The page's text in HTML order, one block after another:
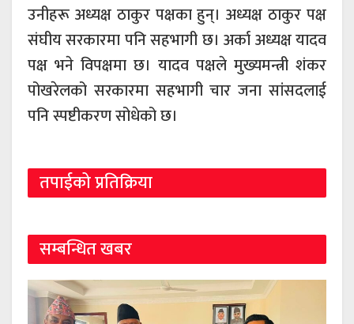
उनीहरू अध्यक्ष ठाकुर पक्षका हुन्। अध्यक्ष ठाकुर पक्ष
संघीय सरकारमा पनि सहभागी छ। अर्का अध्यक्ष यादव
पक्ष भने विपक्षमा छ। यादव पक्षले मुख्यमन्त्री शंकर
पोखरेलको सरकारमा सहभागी चार जना सांसदलाई
पनि स्पष्टीकरण सोधेको छ।
तपाईको प्रतिक्रिया
सम्बन्धित खबर